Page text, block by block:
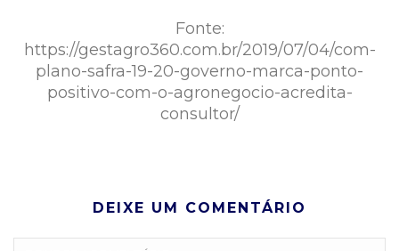
Fonte:
https://gestagro360.com.br/2019/07/04/com-
plano-safra-19-20-governo-marca-ponto-
positivo-com-o-agronegocio-acredita-
consultor/
DEIXE UM COMENTÁRIO